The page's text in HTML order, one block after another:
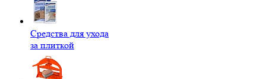
Средства для ухода
за плиткой